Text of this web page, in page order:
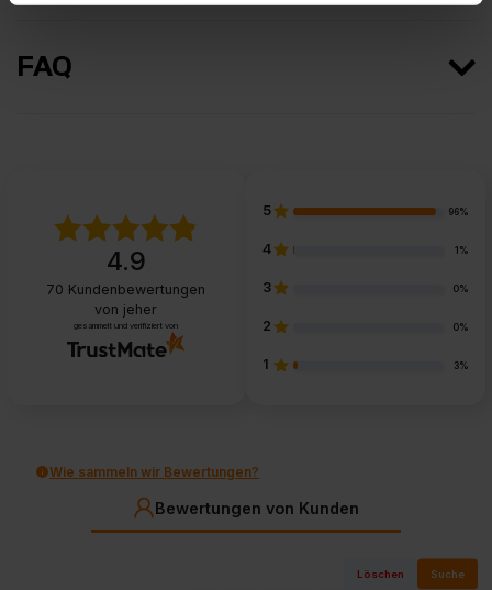
FAQ
4.9
70 Kundenbewertungen
von jeher
gesammelt und verifiziert von
5 96%
4 1%
3 0%
2 0%
1 3%
Wie sammeln wir Bewertungen?
Bewertungen von Kunden
Löschen Suche